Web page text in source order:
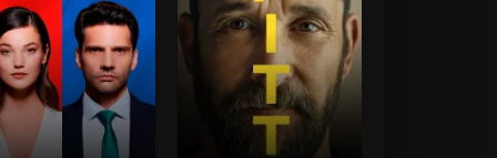
catlist][/catlist]
[/catlist]
[/not-
catlist]
catlist=2,4,5,6,7,8,1]
[/not-catlist][/catlist]
[catlist=4,5][/catlist]
[catlist=8][not-
catlist=3,4,5,6,7,1][/not-
catlist][/catlist]